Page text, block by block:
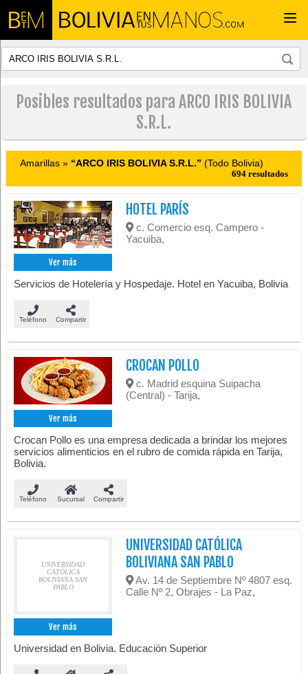
Posibles resultados para ARCO IRIS BOLIVIA
S.R.L.
Amarillas » “ARCO IRIS BOLIVIA S.R.L.” (Todo Bolivia)
694 resultados
Ver más
HOTEL PARÍS
c. Comercio esq. Campero -
Yacuiba,
Servicios de Hotelería y Hospedaje. Hotel en Yacuiba, Bolivia
Teléfono Compartir
Ver más
CROCAN POLLO
c. Madrid esquina Suipacha
(Central) - Tarija,
Crocan Pollo es una empresa dedicada a brindar los mejores
servicios alimenticios en el rubro de comida rápida en Tarija,
Bolivia.
Teléfono Sucursal Compartir
UNIVERSIDAD
CATÓLICA
BOLIVIANA SAN
PABLO
Ver más
UNIVERSIDAD CATÓLICA
BOLIVIANA SAN PABLO
Av. 14 de Septiembre Nº 4807 esq.
Calle Nº 2, Obrajes - La Paz,
Universidad en Bolivia. Educación Superior